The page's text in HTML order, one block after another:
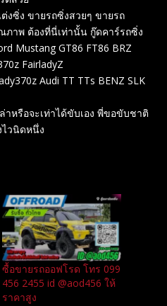
ซิ่ง ขายรถซิ่งสวยๆ ขายรถ
าพ ต้องที่นี่เท่านั้น กู๊ดคาร์รถซิ่ง
Mustang GT86 FT86 BRZ
FairladyZ
Audi TT TTs BENZ SLK
าหรือจะเท่าได้ขับเอง พี่ขอขับชาติ
วนิดหนึ่ง
ซื้อขายรถออฟโรด โทร 099
456 2455 id @aod456 ให้
ราคาสูง